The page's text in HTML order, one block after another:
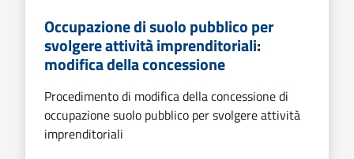
Occupazione di suolo pubblico per
svolgere attività imprenditoriali:
modifica della concessione
Procedimento di modifica della concessione di
occupazione suolo pubblico per svolgere attività
imprenditoriali